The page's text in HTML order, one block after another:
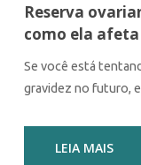
Reserva
como ela
Se você está
gravidez no futuro,
LEIA MAIS